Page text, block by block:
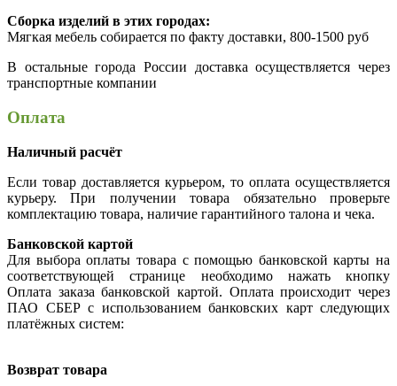
Сборка изделий в этих городах:
Мягкая мебель собирается по факту доставки, 800-1500 руб
В остальные города России доставка осуществляется через
транспортные компании
Оплата
Наличный расчёт
Если товар доставляется курьером, то оплата осуществляется
курьеру. При получении товара обязательно проверьте
комплектацию товара, наличие гарантийного талона и чека.
Банковской картой
Для выбора оплаты товара с помощью банковской карты на
соответствующей странице необходимо нажать кнопку
Оплата заказа банковской картой. Оплата происходит через
ПАО СБЕР с использованием банковских карт следующих
платёжных систем:
Возврат товара